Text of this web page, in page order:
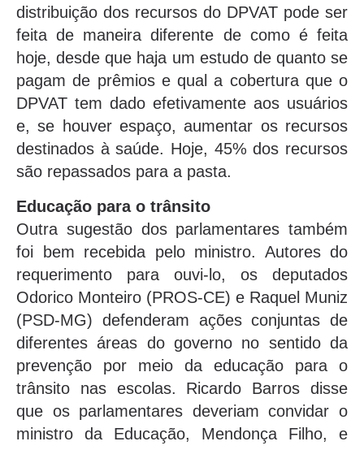
distribuição dos recursos do DPVAT pode ser
feita de maneira diferente de como é feita
hoje, desde que haja um estudo de quanto se
pagam de prêmios e qual a cobertura que o
DPVAT tem dado efetivamente aos usuários
e, se houver espaço, aumentar os recursos
destinados à saúde. Hoje, 45% dos recursos
são repassados para a pasta.
Educação para o trânsito
Outra sugestão dos parlamentares também
foi bem recebida pelo ministro. Autores do
requerimento para ouvi-lo, os deputados
Odorico Monteiro (PROS-CE) e Raquel Muniz
(PSD-MG) defenderam ações conjuntas de
diferentes áreas do governo no sentido da
prevenção por meio da educação para o
trânsito nas escolas. Ricardo Barros disse
que os parlamentares deveriam convidar o
ministro da Educação, Mendonça Filho, e